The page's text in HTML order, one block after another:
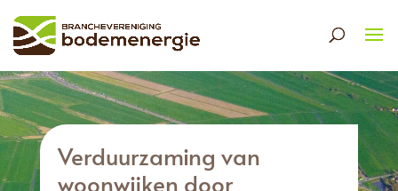
Verduurzaming van
woonwijken door